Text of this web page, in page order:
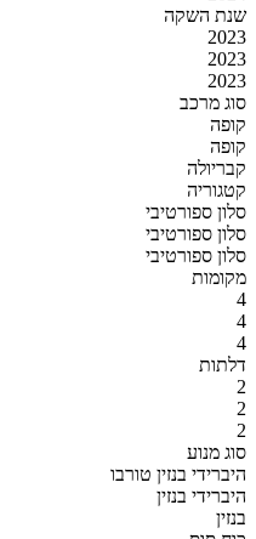
שנת השקה
2023
2023
2023
סוג מרכב
קופה
קופה
קבריולה
קטגוריה
סלון ספורטיבי
סלון ספורטיבי
סלון ספורטיבי
מקומות
4
4
4
דלתות
2
2
2
סוג מנוע
היברידי בנזין טורבו
היברידי בנזין
בנזין